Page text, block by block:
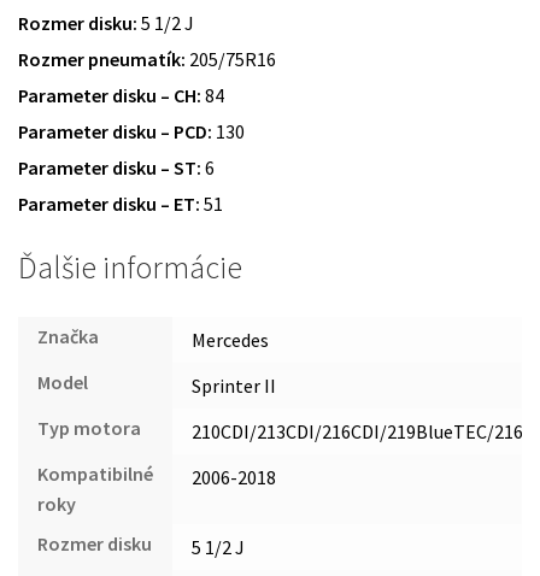
Rozmer disku: 5 1/2 J
Rozmer pneumatík: 205/75R16
Parameter disku – CH: 84
Parameter disku – PCD: 130
Parameter disku – ST: 6
Parameter disku – ET: 51
Ďalšie informácie
Značka
Mercedes
Model
Sprinter II
Typ motora
210CDI/213CDI/216CDI/219BlueTEC/216
Kompatibilné
roky
2006-2018
Rozmer disku
5 1/2 J